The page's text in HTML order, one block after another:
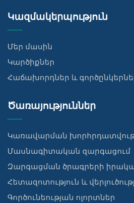
Կազմակերպություն
Մեր մասին
Կարծիքներ
Հաճախորդներ և
Ծառայություններ
Կառավարման
Մասնագիտական զարգացում
Զարգացման ծրագրերի
Հետազոտություն և
Գործունեության ոլորտներ